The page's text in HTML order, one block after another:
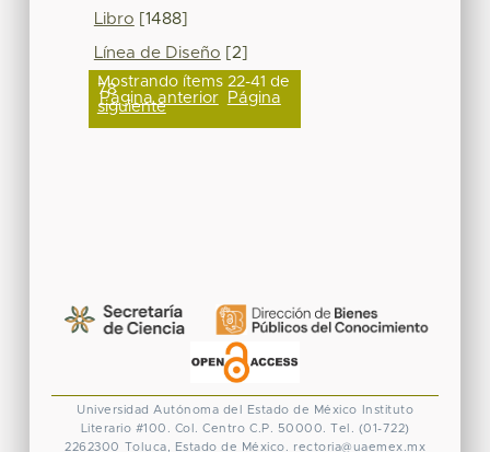
Libro [1488]
Línea de Diseño [2]
Mostrando ítems 22-41 de
78
Página anterior Página
siguiente
Universidad Autónoma del Estado de México
Instituto
Literario #100. Col. Centro C.P. 50000. Tel. (01-722)
2262300 Toluca, Estado de México. rectoria@uaemex.mx